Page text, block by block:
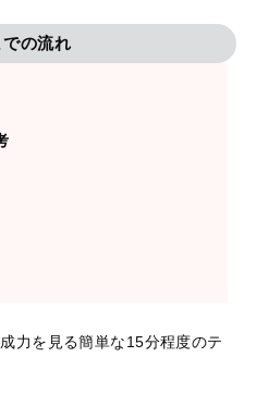
での流れ
力を見る簡単な15分程度のテ